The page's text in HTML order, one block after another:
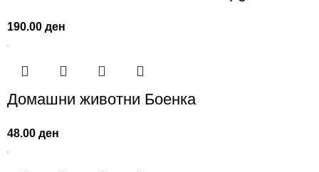
190.00ден
Домашни животни Боенка
48.00ден